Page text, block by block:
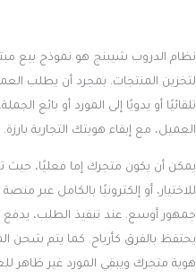
نظام الدروب شيبنج هو نموذج بيع
لتخزين المنتجات. بمجرد أن يطلب
تلقائيًا أو يدويًا إلى المورد أو بائع
العميل، مع إبقاء هويتك التجارية بارزة.
يمكن أن يكون متجرك إما فعليًا، حيث
للاختيار، أو إلكترونيًا بالكامل عبر
جمهور أوسع. عند تنفيذ الطلب، يدفع
يحتفظ بالفرق كأرباح. كما يتم شحن
هوية متجرك ويبقي المورد غير ظاهر